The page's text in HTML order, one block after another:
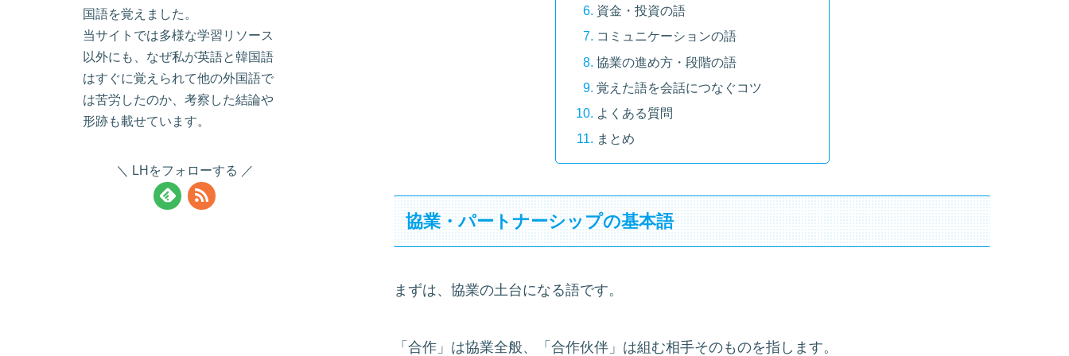
資金・投資の語
コミュニケーションの語
協業の進め方・段階の語
覚えた語を会話につなぐコツ
よくある質問
まとめ
協業・パートナーシップの基本語
まずは、協業の土台になる語です。
「合作」は協業全般、「合作伙伴」は組む相手そのものを指します。
国語を覚えました。
当サイトでは多様な学習リソース
以外にも、なぜ私が英語と韓国語
はすぐに覚えられて他の外国語で
は苦労したのか、考察した結論や
形跡も載せています。
LHをフォローする